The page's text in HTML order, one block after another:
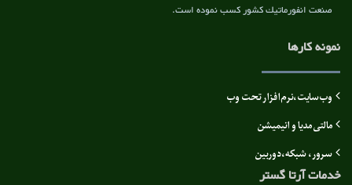
صنعت انفورماتيك کشور كسب نموده است.
نمونه کارها
وب‌سایت،نرم‌افزار تحت وب
مالتی مدیا و انیمیشن
سرور، شبکه،دوربین
خدمات آرتا گستر